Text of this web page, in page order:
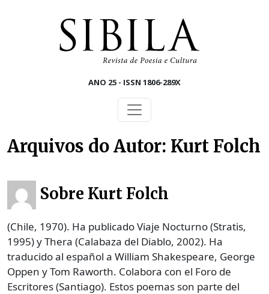
ANO 25 - ISSN 1806-289X
Arquivos do Autor: Kurt Folch
Sobre Kurt Folch
(Chile, 1970). Ha publicado Viaje Nocturno (Stratis,
1995) y Thera (Calabaza del Diablo, 2002). Ha
traducido al español a William Shakespeare, George
Oppen y Tom Raworth. Colabora con el Foro de
Escritores (Santiago). Estos poemas son parte del